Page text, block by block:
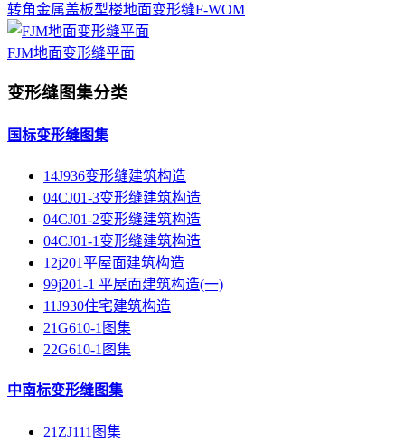
转角金属盖板型楼地面变形缝F-WOM
FJM地面变形缝平面
变形缝图集分类
国标变形缝图集
14J936变形缝建筑构造
04CJ01-3变形缝建筑构造
04CJ01-2变形缝建筑构造
04CJ01-1变形缝建筑构造
12j201平屋面建筑构造
99j201-1 平屋面建筑构造(一)
11J930住宅建筑构造
21G610-1图集
22G610-1图集
中南标变形缝图集
21ZJ111图集